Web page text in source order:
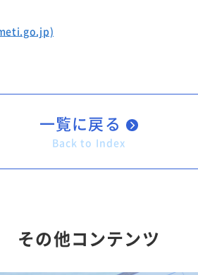
一覧に戻る
Back to Index
その他コンテンツ